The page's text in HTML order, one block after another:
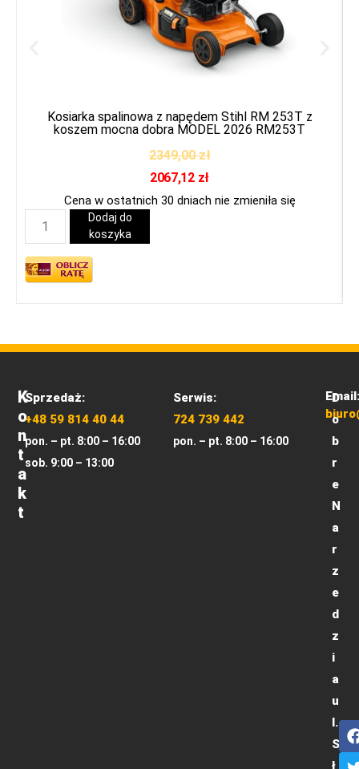
Kosiarka spalinowa z napędem Stihl RM 253T z
koszem mocna dobra MODEL 2026 RM253T
2349,00zł
2067,12 zł
Cena w ostatnich 30 dniach nie zmieniła się
Dodaj do
koszyka
K
O
N
T
A
K
T
Sprzedaż:
+48 59 814 40 44
pon. – pt. 8:00 – 16:00
sob. 9:00 – 13:00
Serwis:
724 739 442
pon. – pt. 8:00 – 16:00
Email:
D
o
b
r
e
N
a
r
z
e
d
z
i
a
u
l.
S